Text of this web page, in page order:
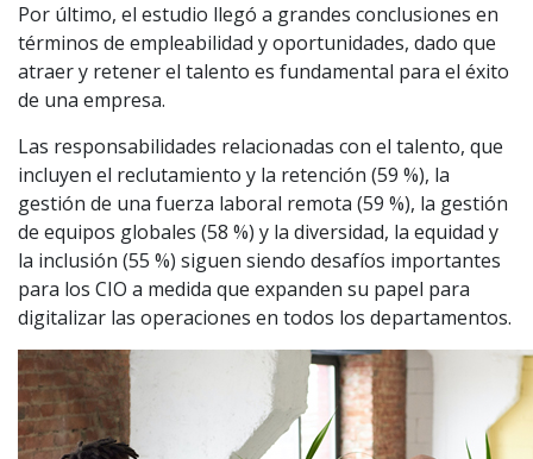
Por último, el estudio llegó a grandes conclusiones en
términos de empleabilidad y oportunidades, dado que
atraer y retener el talento es fundamental para el éxito
de una empresa.
Las responsabilidades relacionadas con el talento, que
incluyen el reclutamiento y la retención (59 %), la
gestión de una fuerza laboral remota (59 %), la gestión
de equipos globales (58 %) y la diversidad, la equidad y
la inclusión (55 %) siguen siendo desafíos importantes
para los CIO a medida que expanden su papel para
digitalizar las operaciones en todos los departamentos.